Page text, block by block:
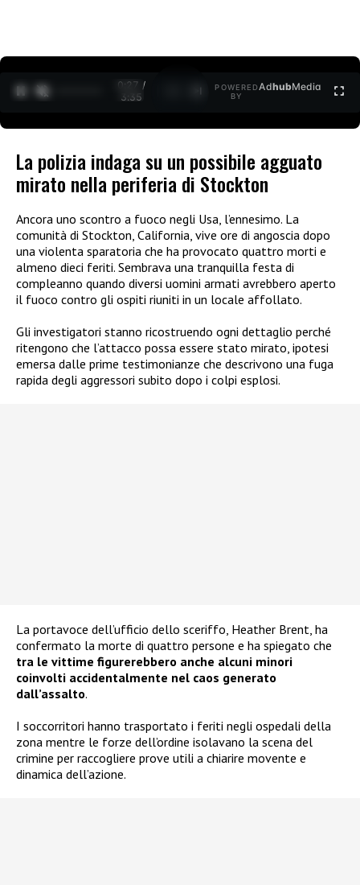
0:28 /
3:35
POWERED
BY
AdhubMedia
La polizia indaga su un possibile agguato
mirato nella periferia di Stockton
Ancora uno scontro a fuoco negli Usa, l’ennesimo. La
comunità di Stockton, California, vive ore di angoscia dopo
una violenta sparatoria che ha provocato quattro morti e
almeno dieci feriti. Sembrava una tranquilla festa di
compleanno quando diversi uomini armati avrebbero aperto
il fuoco contro gli ospiti riuniti in un locale affollato.
Gli investigatori stanno ricostruendo ogni dettaglio perché
ritengono che l’attacco possa essere stato mirato, ipotesi
emersa dalle prime testimonianze che descrivono una fuga
rapida degli aggressori subito dopo i colpi esplosi.
La portavoce dell’ufficio dello sceriffo, Heather Brent, ha
confermato la morte di quattro persone e ha spiegato che
tra le vittime figurerebbero anche alcuni minori
coinvolti accidentalmente nel caos generato
dall’assalto.
I soccorritori hanno trasportato i feriti negli ospedali della
zona mentre le forze dell’ordine isolavano la scena del
crimine per raccogliere prove utili a chiarire movente e
dinamica dell’azione.